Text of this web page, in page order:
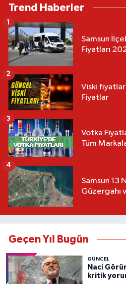
Trend Haberler
Samsun
Fiyatları
1
Viski
Fiyatlar
2
Votka
Tüm
3
Samsun 13
Güzergahı
4
Geçen Yıl Bugün
GÜNCEL
Naci
kritik